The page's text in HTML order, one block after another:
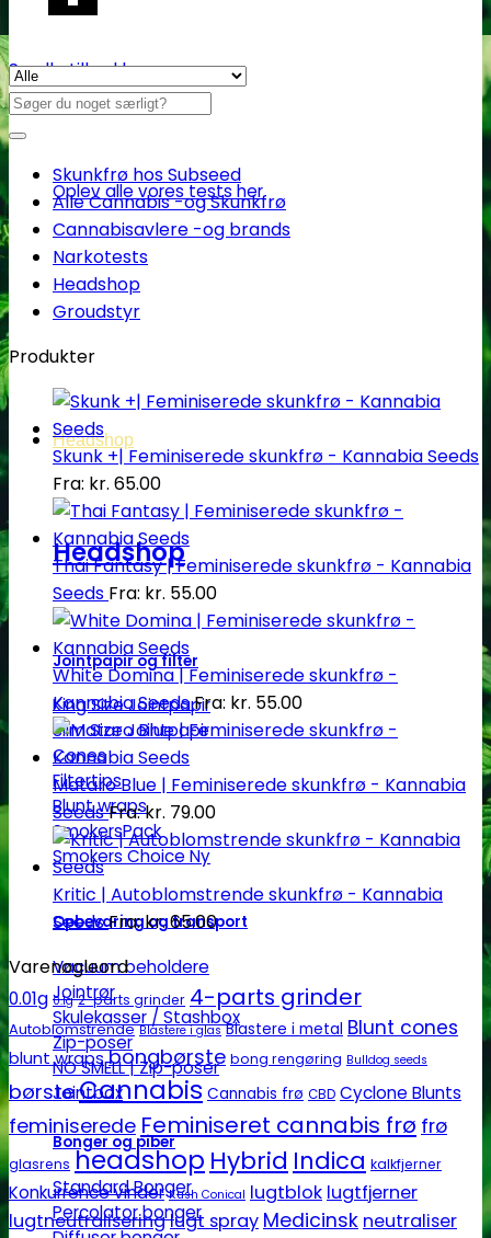
Oplev alle vores tests her
Headshop
Headshop
Jointpapir og filter
King Size Jointpapir
Slim Size Jointpapir
Cones
Filtertips
Blunt wraps
SmokersPack
Smokers Choice
Opbevaring og transport
Vacuum beholdere
Jointrør
Skulekasser / Stashbox
Zip-poser
NO SMELL | Zip-poser
Jointbox
Bonger og piber
Standard Bonger
Percolator bonger
Se alle tilbud her
Søg
efter:
Skunkfrø hos Subseed
Alle Cannabis -og Skunkfrø
Cannabisavlere -og brands
Narkotests
Headshop
Groudstyr
Produkter
Skunk +| Feminiserede skunkfrø - Kannabia Seeds
Fra: kr. 65.00
Thai Fantasy | Feminiserede skunkfrø - Kannabia
Seeds Fra: kr. 55.00
White Domina | Feminiserede skunkfrø -
Kannabia SeedsFra: kr. 55.00
Mataro Blue | Feminiserede skunkfrø - Kannabia
SeedsFra:kr. 79.00
Kritic | Autoblomstrende skunkfrø - Kannabia
SeedsFra:kr.65.00
Varenøgleord
0.01g 0.1g 2-parts grinder 4-parts grinder
Autoblomstrende Blastere i glas Blastere i metal Blunt cones
blunt wrapsbongbørste bong rengøring Bulldog seeds
børsteCannabis Cannabis frø CBD Cyclone Blunts
feminiserede Feminiseret cannabis frø frø
glasrens headshop Hybrid Indica kalkfjerner
Konkurrence vinder Kush Conical lugtblok lugtfjerner
lugtneutraliseringlugt spray Medicinsk neutraliser